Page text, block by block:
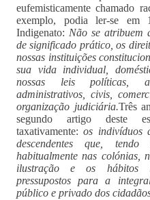
eufemisticamente chamado
exemplo, podia ler-se em
Indigenato: Não se atribuem
de significado prático, os
nossas instituições
sua vida individual,
nossas leis políticas,
administrativos, civis,
organização judiciária.Três
segundo artigo deste
taxativamente:os indivíduos
descendentes que,
habitualmente nas colónias,
ilustração e os hábitos
pressupostos para a
público e privado dos